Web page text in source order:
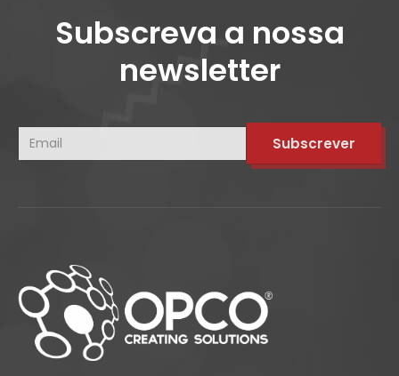
Subscreva a nossa
newsletter